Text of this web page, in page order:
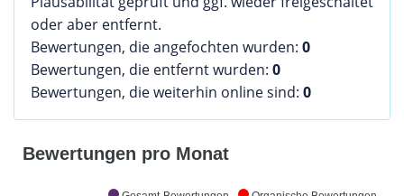
oder aber entfernt.
Bewertungen, die angefochten wurden: 0
Bewertungen, die entfernt wurden: 0
Bewertungen, die weiterhin online sind: 0
Bewertungen pro Monat